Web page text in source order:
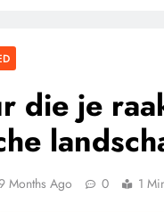
die je
Months Ago 0 1